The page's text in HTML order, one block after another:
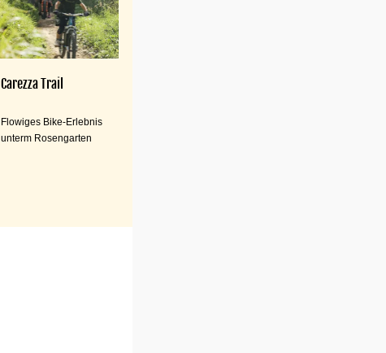
Carezza Trail
Flowiges Bike-Erlebnis
unterm Rosengarten